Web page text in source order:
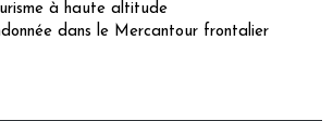
à haute altitude
dans le Mercantour frontalier